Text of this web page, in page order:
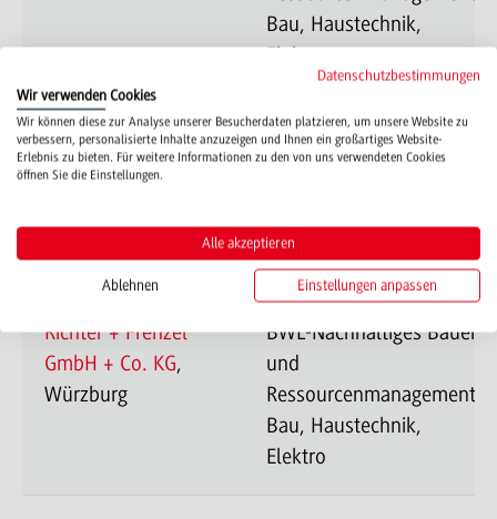
Bau, Haustechnik,
Elektro
REISSER AG,
Böblingen
BWL-Nachhaltiges Bauen
und
Bau, Haustechnik,
Elektro
Richter + Frenzel
GmbH + Co. KG,
Würzburg
BWL-Nachhaltiges Bauen
und
Ressourcenmanagement-
Bau, Haustechnik,
Elektro
Datenschutzbestimmungen
Wir verwenden Cookies
Wir können diese zur Analyse unserer Besucherdaten platzieren, um unsere Website zu
verbessern, personalisierte Inhalte anzuzeigen und Ihnen ein großartiges Website-
Erlebnis zu bieten. Für weitere Informationen zu den von uns verwendeten Cookies
öffnen Sie die Einstellungen.
Alle akzeptieren
Ablehnen Einstellungen anpassen